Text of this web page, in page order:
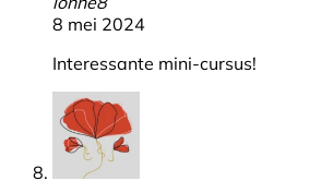
8 mei 2024
Interessante mini-cursus!